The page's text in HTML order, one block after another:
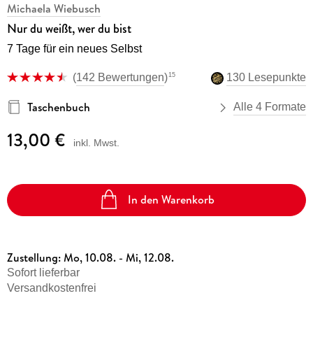
Michaela Wiebusch
Nur du weißt, wer du bist
7 Tage für ein neues Selbst
(142 Bewertungen) 15 130 Lesepunkte
Taschenbuch Alle 4 Formate
13,00 € inkl. Mwst.
In den Warenkorb
Zustellung:Mo, 10.08. - Mi, 12.08.
Sofort lieferbar
Versandkostenfrei